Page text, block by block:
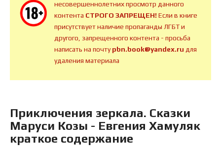
несовершеннолетних просмотр данного
контента СТРОГО ЗАПРЕЩЕН!Если в книге
присутствует наличие пропаганды ЛГБТ и
другого, запрещенного контента - просьба
написать на почтуpbn.book@yandex.ru для
удаления материала
Приключения зеркала. Сказки
Маруси Козы - Евгения Хамуляк
краткое содержание